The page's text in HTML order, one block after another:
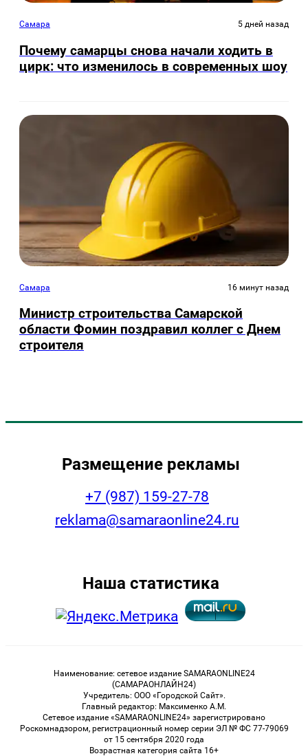
Самара 5 дней назад
Почему самарцы снова начали ходить в
цирк: что изменилось в современных шоу
Самара 16 минут назад
Министр строительства Самарской
области Фомин поздравил коллег с Днем
строителя
Размещение рекламы
+7 (987) 159-27-78
reklama@samaraonline24.ru
Наша статистика
Наименование: сетевое издание SAMARAONLINE24
(САМАРАОНЛАЙН24)
Учредитель: ООО «Городской Сайт».
Главный редактор: Максименко А.М.
Сетевое издание «SAMARAONLINE24» зарегистрировано
Роскомнадзором, регистрационный номер серии ЭЛ № ФС 77-79069
от 15 сентября 2020 года
Возрастная категория сайта 16+